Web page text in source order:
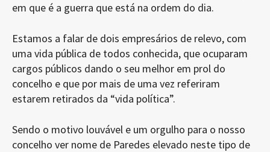
em que é a guerra que está na ordem do dia.
Estamos a falar de dois empresários de relevo, com
uma vida pública de todos conhecida, que ocuparam
cargos públicos dando o seu melhor em prol do
concelho e que por mais de uma vez referiram
estarem retirados da “vida política”.
Sendo o motivo louvável e um orgulho para o nosso
concelho ver nome de Paredes elevado neste tipo de